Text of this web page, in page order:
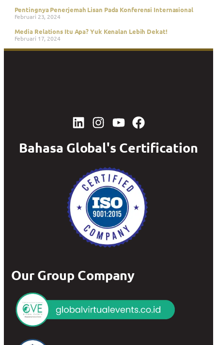
Pentingnya Penerjemah Lisan Pada Konferensi Internasional
Februari 23, 2024
Media Relations Itu Apa? Yuk Kenalan Lebih Dekat!
Februari 17, 2024
Bahasa Global's Certification
Our Group Company